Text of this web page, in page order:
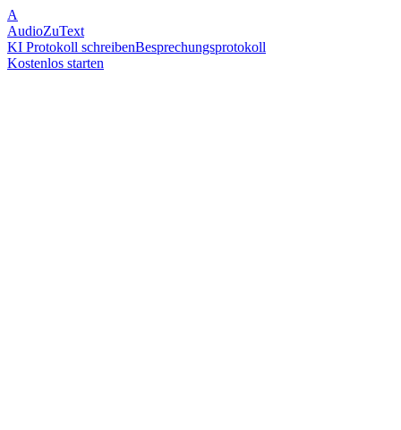
A
AudioZuText
KI Protokoll schreibenBesprechungsprotokoll
Kostenlos starten